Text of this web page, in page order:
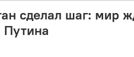
сделал шаг: мир
Путина